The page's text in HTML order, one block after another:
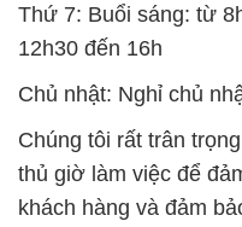
Thứ 7: Buổi sáng: từ
12h30 đến 16h
Chủ nhật: Nghỉ chủ
Chúng tôi rất trân
thủ giờ làm việc để
khách hàng và đảm